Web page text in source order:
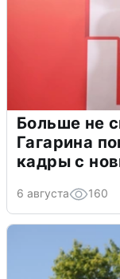
Больше не
Гагарина
кадры с
6 августа 160